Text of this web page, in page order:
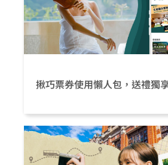
揪巧票券使用懶人包，送禮獨